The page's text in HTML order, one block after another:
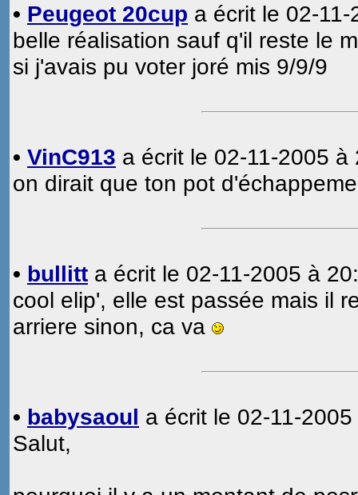
• Peugeot 20cup a écrit le 02-
belle réalisation sauf q'il reste le
si j'avais pu voter joré mis 9/9/9
• VinC913 a écrit le 02-11-2005 à
on dirait que ton pot
• bullitt a écrit le 02-11-2005 à
cool elip', elle est passée mais il
arriere sinon, ca va
• babysaoul a écrit le 02-11-
Salut,